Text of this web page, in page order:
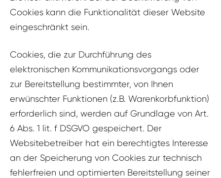
Cookies kann die Funktionalität dieser Website
eingeschränkt sein.
Cookies, die zur Durchführung des
elektronischen Kommunikationsvorgangs oder
zur Bereitstellung bestimmter, von Ihnen
erwünschter Funktionen (z.B. Warenkorbfunktion)
erforderlich sind, werden auf Grundlage von Art.
6 Abs. 1 lit. f DSGVO gespeichert. Der
Websitebetreiber hat ein berechtigtes Interesse
an der Speicherung von Cookies zur technisch
fehlerfreien und optimierten Bereitstellung seiner